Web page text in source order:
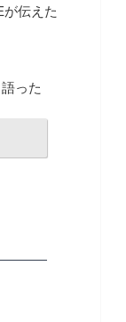
伝えた
った